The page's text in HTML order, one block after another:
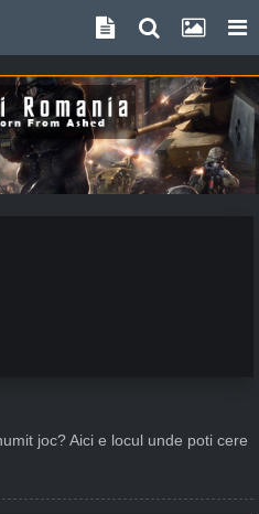
joc? Aici e locul unde poti cere